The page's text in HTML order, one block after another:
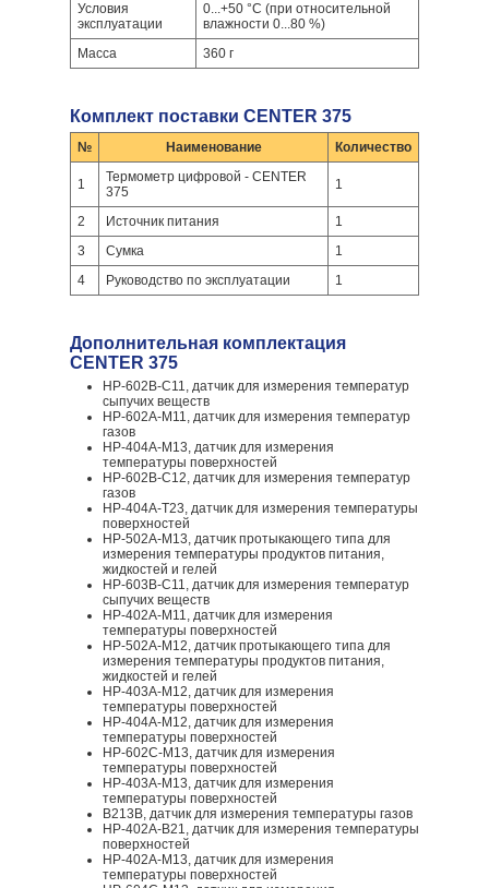
Условия
эксплуатации
0...+50 °С (при относительной
влажности 0...80 %)
Масса
360 г
Комплект поставки CENTER 375
№ Наименование Количество
1
Термометр цифровой - CENTER
375
1
2 Источник питания
1
3
Сумка
1
4
Руководство по эксплуатации 1
Дополнительная комплектация
CENTER 375
HP-602B-C11, датчик для измерения температур
сыпучих веществ
HP-602A-M11, датчик для измерения температур
газов
HP-404A-M13, датчик для измерения
температуры поверхностей
HP-602B-C12, датчик для измерения температур
газов
HP-404A-T23, датчик для измерения температуры
поверхностей
HP-502A-M13, датчик протыкающего типа для
измерения температуры продуктов питания,
жидкостей и гелей
HP-603B-C11, датчик для измерения температур
сыпучих веществ
HP-402A-M11, датчик для измерения
температуры поверхностей
HP-502A-M12, датчик протыкающего типа для
измерения температуры продуктов питания,
жидкостей и гелей
HP-403A-M12, датчик для измерения
температуры поверхностей
HP-404A-M12, датчик для измерения
температуры поверхностей
HP-602C-M13, датчик для измерения
температуры поверхностей
HP-403A-M13, датчик для измерения
температуры поверхностей
B213B, датчик для измерения температуры газов
HP-402A-B21, датчик для измерения температуры
поверхностей
HP-402A-M13, датчик для измерения
температуры поверхностей